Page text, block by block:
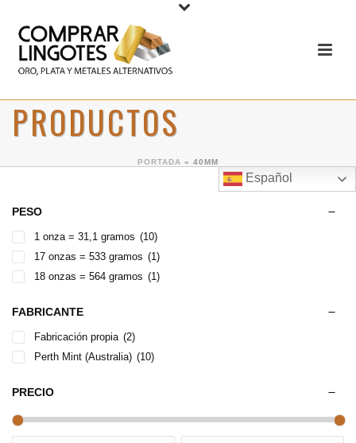
PRODUCTOS
PORTADA » 40MM
Español
PESO
1 onza = 31,1 gramos (10)
17 onzas = 533 gramos (1)
18 onzas = 564 gramos (1)
FABRICANTE
Fabricación propia (2)
Perth Mint (Australia) (10)
PRECIO